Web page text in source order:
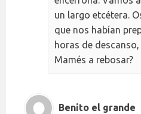
un largo etcétera.
que nos habían
horas de
Mamés a rebosar?
Benito el grande